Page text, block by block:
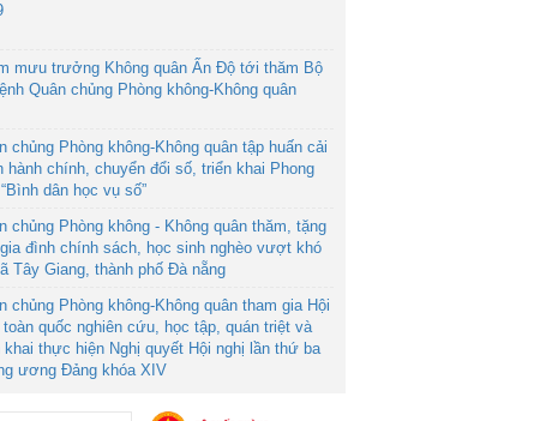
mưu trưởng Không quân Ấn Độ tới thăm Bộ
Quân chủng Phòng không-Không quân
chủng Phòng không-Không quân tập huấn cải
hành chính, chuyển đổi số, triển khai Phong
dân học vụ số”
chủng Phòng không - Không quân thăm, tặng
đình chính sách, học sinh nghèo vượt khó
Tây Giang, thành phố Đà nẵng
chủng Phòng không-Không quân tham gia Hội
toàn quốc nghiên cứu, học tập, quán triệt và
khai thực hiện Nghị quyết Hội nghị lần thứ ba
ương Đảng khóa XIV